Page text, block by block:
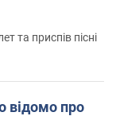
та приспів пісні
відомо про